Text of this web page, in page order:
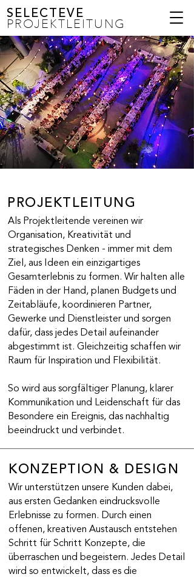
SELECTEVE
PROJEKTLEITUNG
PROJEKTLEITUNG
Als Projektleitende vereinen wir
Organisation, Kreativität und
strategisches Denken - immer mit dem
Ziel, aus Ideen ein einzigartiges
Gesamterlebnis zu formen. Wir halten alle
Fäden in der Hand, planen Budgets und
Zeitabläufe, koordinieren Partner,
Gewerke und Dienstleister und sorgen
dafür, dass jedes Detail aufeinander
abgestimmt ist. Gleichzeitig schaffen wir
Raum für Inspiration und Flexibilität.
So wird aus sorgfältiger Planung, klarer
Kommunikation und Leidenschaft für das
Besondere ein Ereignis, das nachhaltig
beeindruckt und verbindet.
KONZEPTION & DESIGN
Wir unterstützen unsere Kunden dabei,
aus ersten Gedanken eindrucksvolle
Erlebnisse zu formen. Durch einen
offenen, kreativen Austausch entstehen
Schritt für Schritt Konzepte, die
überraschen und begeistern. Jedes Detail
wird so entwickelt, dass es die